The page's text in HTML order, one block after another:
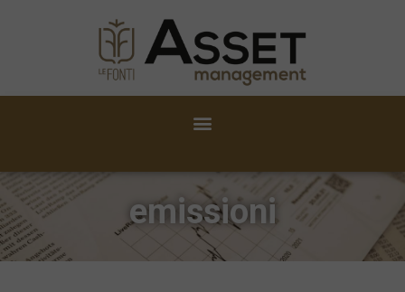
emissioni